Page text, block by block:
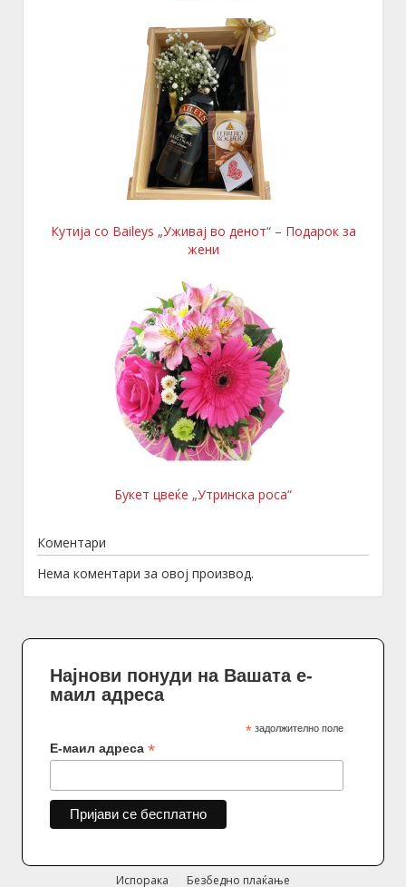
Кутија со Baileys „Уживај во денот“ – Подарок за
жени
Букет цвеќе „Утринска роса“
Коментари
Нема коментари за овој производ.
Најнови понуди на Вашата е-
маил адреса
* задолжително поле
Е-маил адреса *
Испорака Безбедно плаќање